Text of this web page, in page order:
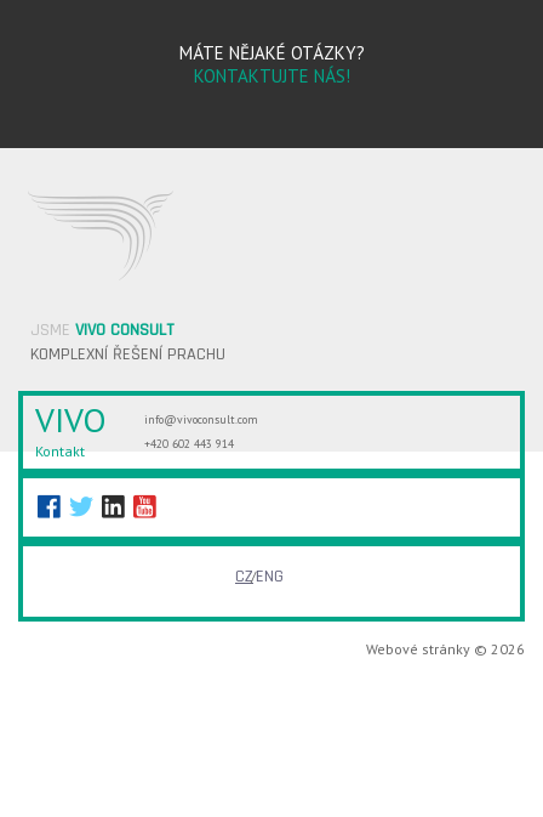
MÁTE NĚJAKÉ OTÁZKY?
KONTAKTUJTE NÁS!
JSME VIVO CONSULT
KOMPLEXNÍ ŘEŠENÍ PRACHU
VIVO
Kontakt
info@vivoconsult.com
+420 602 443 914
CZENG
Webové stránky © 2026